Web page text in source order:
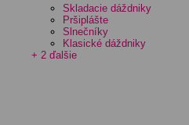
Skladacie dáždniky
Pršiplášte
Slnečníky
Klasické dáždniky
+ 2 ďalšie